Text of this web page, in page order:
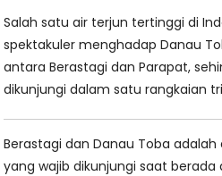
Salah satu air terjun tertinggi di
spektakuler menghadap Danau
antara Berastagi dan Parapat,
dikunjungi dalam satu rangkaian
Berastagi dan Danau Toba
yang wajib dikunjungi saat berada